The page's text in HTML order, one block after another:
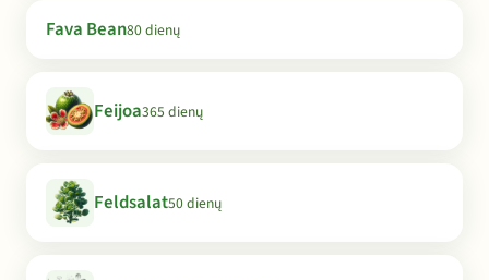
Fava Bean80 dienų
Feijoa365 dienų
Feldsalat50 dienų